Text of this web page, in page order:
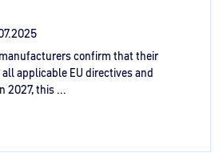
confirm that their
applicable EU directives and
2027, this ...